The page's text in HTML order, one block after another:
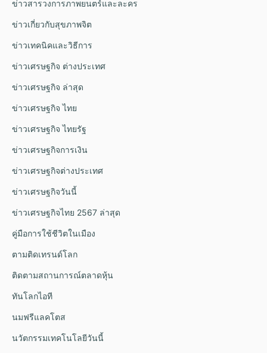
ข่าวสารวงการภาพยนตร์และละคร
ข่าวเกี่ยวกับสุขภาพจิต
ข่าวเทคนิคและวิธีการ
ข่าวเศรษฐกิจ ต่างประเทศ
ข่าวเศรษฐกิจ ล่าสุด
ข่าวเศรษฐกิจ ไทย
ข่าวเศรษฐกิจ ไทยรัฐ
ข่าวเศรษฐกิจการเงิน
ข่าวเศรษฐกิจต่างประเทศ
ข่าวเศรษฐกิจวันนี้
ข่าวเศรษฐกิจไทย 2567 ล่าสุด
คู่มือการใช้ชีวิตในเมือง
ตามติดเทรนด์โลก
ติดตามสถานการณ์ตลาดหุ้น
ทันโลกไอที
นมฟรีแลคโตส
นวัตกรรมเทคโนโลยีวันนี้